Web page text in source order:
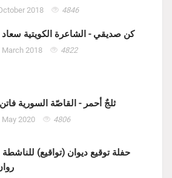
2018 4846
كن صديقي - الشاعرة الكويتية سعاد
March 2018 4822
ثلجٌ أحمر - القاصّة السورية
May 2020 4806
حفلة توقيع ديوان (تواقيع) للناشطة